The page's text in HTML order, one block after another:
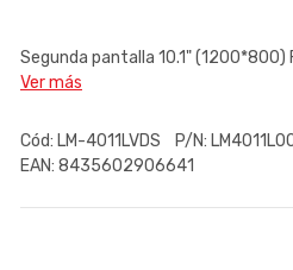
Segunda pantalla 10.1" (1200*800)
Ver más
Cód: LM-4011LVDS P/N:
EAN: 8435602906641